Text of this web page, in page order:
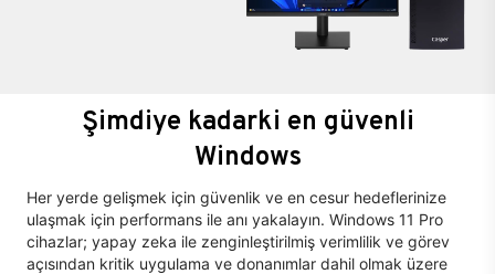
Şimdiye kadarki en güvenli
Windows
Her yerde gelişmek için güvenlik ve en cesur hedeflerinize
ulaşmak için performans ile anı yakalayın. Windows 11 Pro
cihazlar; yapay zeka ile zenginleştirilmiş verimlilik ve görev
açısından kritik uygulama ve donanımlar dahil olmak üzere